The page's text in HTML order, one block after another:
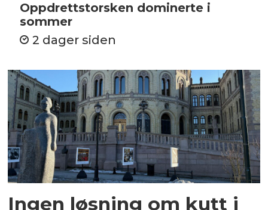
Oppdrettstorsken dominerte i
sommer
2 dager siden
Ingen løsning om kutt i